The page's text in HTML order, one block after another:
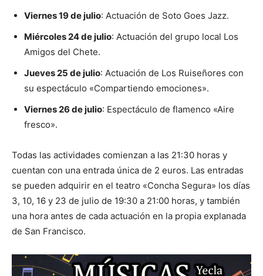
Viernes 19 de julio: Actuación de Soto Goes Jazz.
Miércoles 24 de julio: Actuación del grupo local Los
Amigos del Chete.
Jueves 25 de julio: Actuación de Los Ruiseñores con
su espectáculo «Compartiendo emociones».
Viernes 26 de julio: Espectáculo de flamenco «Aire
fresco».
Todas las actividades comienzan a las 21:30 horas y
cuentan con una entrada única de 2 euros. Las entradas
se pueden adquirir en el teatro «Concha Segura» los días
3, 10, 16 y 23 de julio de 19:30 a 21:00 horas, y también
una hora antes de cada actuación en la propia explanada
de San Francisco.